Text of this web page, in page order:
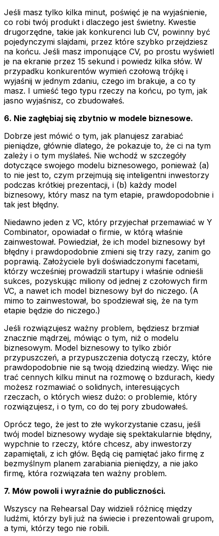
Jeśli masz tylko kilka minut, poświęć je na wyjaśnienie,
co robi twój produkt i dlaczego jest świetny. Kwestie
drugorzędne, takie jak konkurenci lub CV, powinny być
pojedynczymi slajdami, przez które szybko przejdziesz
na końcu. Jeśli masz imponujące CV, po prostu wyświetl
je na ekranie przez 15 sekund i powiedz kilka słów. W
przypadku konkurentów wymień czołową trójkę i
wyjaśnij w jednym zdaniu, czego im brakuje, a co ty
masz. I umieść tego typu rzeczy na końcu, po tym, jak
jasno wyjaśnisz, co zbudowałeś.
6. Nie zagłębiaj się zbytnio w modele biznesowe.
Dobrze jest mówić o tym, jak planujesz zarabiać
pieniądze, głównie dlatego, że pokazuje to, że ci na tym
zależy i o tym myślałeś. Nie wchodź w szczegóły
dotyczące swojego modelu biznesowego, ponieważ (a)
to nie jest to, czym przejmują się inteligentni inwestorzy
podczas krótkiej prezentacji, i (b) każdy model
biznesowy, który masz na tym etapie, prawdopodobnie i
tak jest błędny.
Niedawno jeden z VC, który przyjechał przemawiać w Y
Combinator, opowiadał o firmie, w którą właśnie
zainwestował. Powiedział, że ich model biznesowy był
błędny i prawdopodobnie zmieni się trzy razy, zanim go
poprawią. Założyciele byli doświadczonymi facetami,
którzy wcześniej prowadzili startupy i właśnie odnieśli
sukces, pozyskując miliony od jednej z czołowych firm
VC, a nawet ich model biznesowy był do niczego. (A
mimo to zainwestował, bo spodziewał się, że na tym
etapie będzie do niczego.)
Jeśli rozwiązujesz ważny problem, będziesz brzmiał
znacznie mądrzej, mówiąc o tym, niż o modelu
biznesowym. Model biznesowy to tylko zbiór
przypuszczeń, a przypuszczenia dotyczą rzeczy, które
prawdopodobnie nie są twoją dziedziną wiedzy. Więc nie
trać cennych kilku minut na rozmowę o bzdurach, kiedy
możesz rozmawiać o solidnych, interesujących
rzeczach, o których wiesz dużo: o problemie, który
rozwiązujesz, i o tym, co do tej pory zbudowałeś.
Oprócz tego, że jest to złe wykorzystanie czasu, jeśli
twój model biznesowy wydaje się spektakularnie błędny,
wypchnie to rzeczy, które chcesz, aby inwestorzy
zapamiętali, z ich głów. Będą cię pamiętać jako firmę z
bezmyślnym planem zarabiania pieniędzy, a nie jako
firmę, która rozwiązała ten ważny problem.
7. Mów powoli i wyraźnie do publiczności.
Wszyscy na Rehearsal Day widzieli różnicę między
ludźmi, którzy byli już na świecie i prezentowali grupom,
a tymi, którzy tego nie robili.